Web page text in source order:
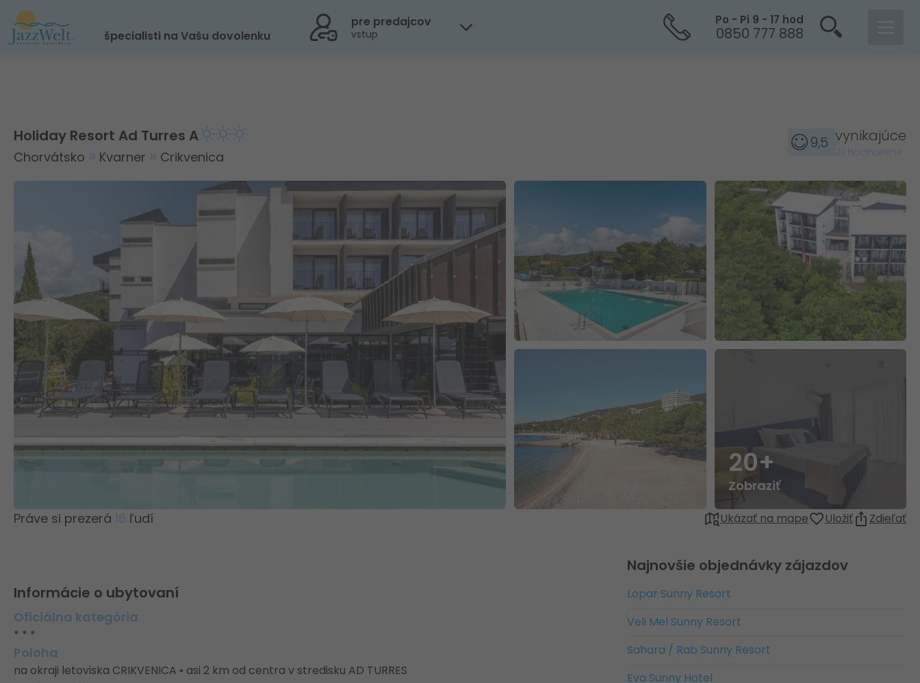
špecialisti na Vašu dovolenku
pre predajcov
vstup
Po - Pi 9 - 17 hod
0850 777 888
Holiday Resort Ad Turres A
Chorvátsko Kvarner Crikvenica
9,5 vynikajúce
2x hodnotené
20+
Zobraziť
Práve si prezerá 16 ľudí Ukázať na mape Uložiť Zdieľať
Informácie o ubytovaní
Oficiálna kategória
* * *
Poloha
na okraji letoviska CRIKVENICA • asi 2 km od centra v stredisku AD TURRES
Najnovšie objednávky zájazdov
Lopar Sunny Resort
Veli Mel Sunny Resort
Sahara / Rab Sunny Resort
Eva Sunny Hotel